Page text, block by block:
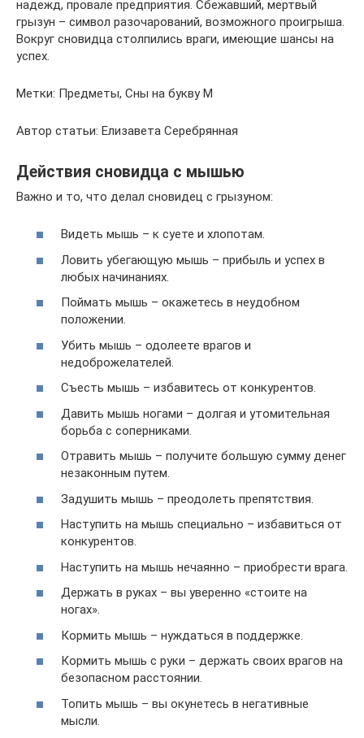
надежд, провале предприятия. Сбежавший, мертвый
грызун – символ разочарований, возможного проигрыша.
Вокруг сновидца столпились враги, имеющие шансы на
успех.
Метки: Предметы, Сны на букву М
Автор статьи: Елизавета Серебрянная
Действия сновидца с мышью
Важно и то, что делал сновидец с грызуном:
Видеть мышь – к суете и хлопотам.
Ловить убегающую мышь – прибыль и успех в
любых начинаниях.
Поймать мышь – окажетесь в неудобном
положении.
Убить мышь – одолеете врагов и
недоброжелателей.
Съесть мышь – избавитесь от конкурентов.
Давить мышь ногами – долгая и утомительная
борьба с соперниками.
Отравить мышь – получите большую сумму денег
незаконным путем.
Задушить мышь – преодолеть препятствия.
Наступить на мышь специально – избавиться от
конкурентов.
Наступить на мышь нечаянно – приобрести врага.
Держать в руках – вы уверенно «стоите на
ногах».
Кормить мышь – нуждаться в поддержке.
Кормить мышь с руки – держать своих врагов на
безопасном расстоянии.
Топить мышь – вы окунетесь в негативные
мысли.